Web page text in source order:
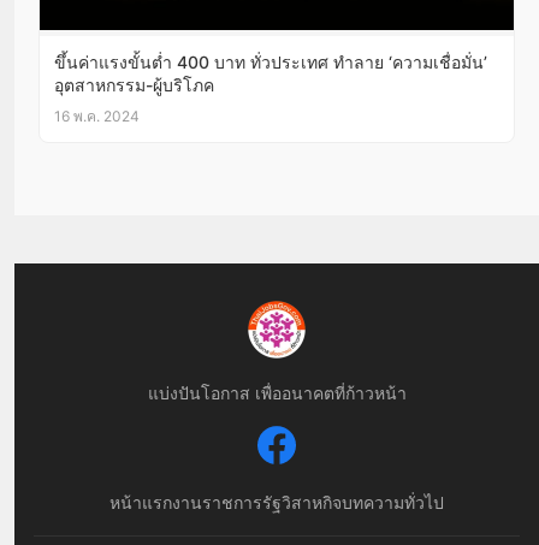
ขึ้นค่าแรงขั้นต่ำ 400 บาท ทั่วประเทศ ทำลาย ‘ความเชื่อมั่น’
อุตสาหกรรม-ผู้บริโภค
16 พ.ค. 2024
แบ่งปันโอกาส เพื่ออนาคตที่ก้าวหน้า
หน้าแรกงานราชการรัฐวิสาหกิจบทความทั่วไป